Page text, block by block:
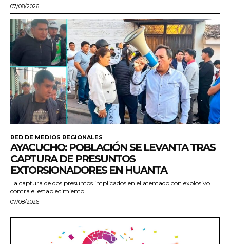
07/08/2026
RED DE MEDIOS REGIONALES
AYACUCHO: POBLACIÓN SE LEVANTA TRAS
CAPTURA DE PRESUNTOS
EXTORSIONADORES EN HUANTA
La captura de dos presuntos implicados en el atentado con explosivo
contra el establecimiento...
07/08/2026